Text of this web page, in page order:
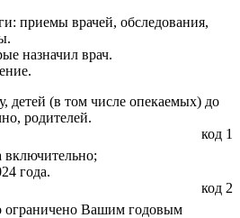
приемы врачей, обследования,
назначил врач.
детей (в том числе опекаемых) до
родителей.
код 1
включительно;
года.
код 2
ограничено Вашим годовым